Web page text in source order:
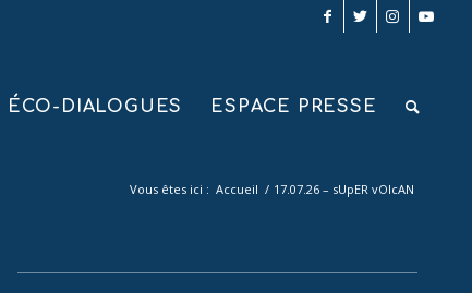
ÉCO-DIALOGUES ESPACE PRESSE
Vous êtes ici : Accueil / 17.07.26 – sUpER vOlcAN